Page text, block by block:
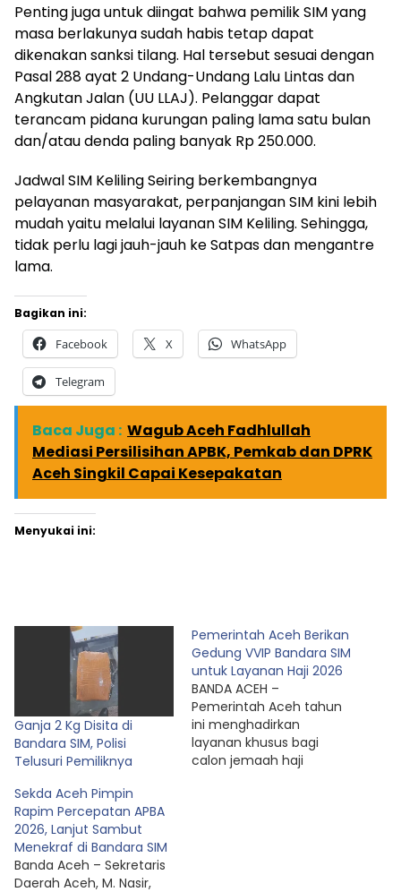
Penting juga untuk diingat bahwa pemilik SIM yang
masa berlakunya sudah habis tetap dapat
dikenakan sanksi tilang. Hal tersebut sesuai dengan
Pasal 288 ayat 2 Undang-Undang Lalu Lintas dan
Angkutan Jalan (UU LLAJ). Pelanggar dapat
terancam pidana kurungan paling lama satu bulan
dan/atau denda paling banyak Rp 250.000.
Jadwal SIM Keliling Seiring berkembangnya
pelayanan masyarakat, perpanjangan SIM kini lebih
mudah yaitu melalui layanan SIM Keliling. Sehingga,
tidak perlu lagi jauh-jauh ke Satpas dan mengantre
lama.
Bagikan ini:
Facebook X WhatsApp
Telegram
Baca Juga : Wagub Aceh Fadhlullah
Mediasi Persilisihan APBK, Pemkab dan DPRK
Aceh Singkil Capai Kesepakatan
Menyukai ini:
Ganja 2 Kg Disita di
Bandara SIM, Polisi
Telusuri Pemiliknya
Pemerintah Aceh Berikan
Gedung VVIP Bandara SIM
untuk Layanan Haji 2026
BANDA ACEH –
Pemerintah Aceh tahun
ini menghadirkan
layanan khusus bagi
calon jemaah haji
Sekda Aceh Pimpin
Rapim Percepatan APBA
2026, Lanjut Sambut
Menekraf di Bandara SIM
Banda Aceh – Sekretaris
Daerah Aceh, M. Nasir,